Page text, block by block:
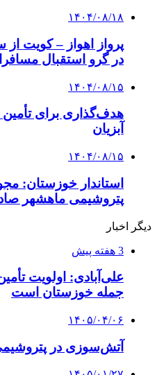
۱۴۰۴/۰۸/۱۸
پرواز اهواز – کویت از
در گرو استقبال
۱۴۰۴/۰۸/۱۵
آبزیان
۱۴۰۴/۰۸/۱۵
استاندار خوزستان:
پتروشیمی ماهشهر
دیگر اخبار
3 هفته پیش
علی‌آبادی: اولویت
جمله خوزستان است
۱۴۰۵/۰۴/۰۶
آتش‌سوزی در